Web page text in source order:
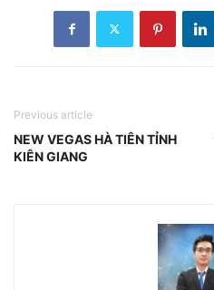
Previous article
NEW VEGAS HÀ TIÊN TỈNH
KIÊN GIANG